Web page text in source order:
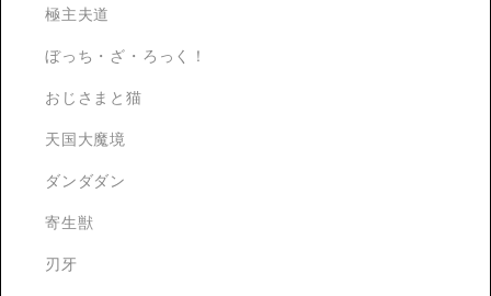
極主夫道
ぼっち・ざ・ろっく！
おじさまと猫
天国大魔境
ダンダダン
寄生獣
刃牙